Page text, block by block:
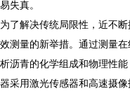
易失真。
为了解决传统局限性，近不
效测量的新举措。通过测量
析沥青的化学组成和物理性
器采用激光传感器和高速摄